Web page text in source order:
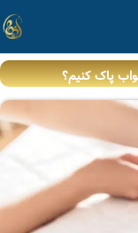
پاک کنیم؟